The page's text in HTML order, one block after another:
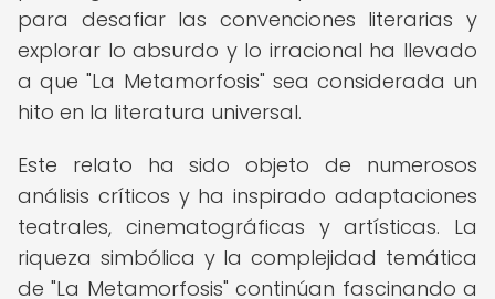
para desafiar las convenciones literarias y
explorar lo absurdo y lo irracional ha llevado
a que "La Metamorfosis" sea considerada un
hito en la literatura universal.
Este relato ha sido objeto de numerosos
análisis críticos y ha inspirado adaptaciones
teatrales, cinematográficas y artísticas. La
riqueza simbólica y la complejidad temática
de "La Metamorfosis" continúan fascinando a